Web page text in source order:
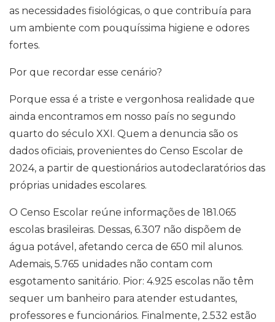
as necessidades fisiológicas, o que contribuía para
um ambiente com pouquíssima higiene e odores
fortes.
Por que recordar esse cenário?
Porque essa é a triste e vergonhosa realidade que
ainda encontramos em nosso país no segundo
quarto do século XXI. Quem a denuncia são os
dados oficiais, provenientes do Censo Escolar de
2024, a partir de questionários autodeclaratórios das
próprias unidades escolares.
O Censo Escolar reúne informações de 181.065
escolas brasileiras. Dessas, 6.307 não dispõem de
água potável, afetando cerca de 650 mil alunos.
Ademais, 5.765 unidades não contam com
esgotamento sanitário. Pior: 4.925 escolas não têm
sequer um banheiro para atender estudantes,
professores e funcionários. Finalmente, 2.532 estão